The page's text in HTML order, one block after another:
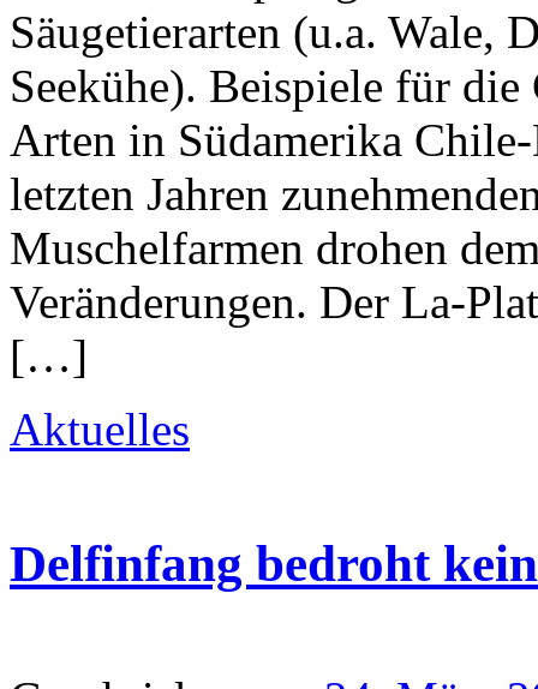
Säugetierarten (u.a. Wale,
Seekühe). Beispiele für
Arten in Südamerika
letzten Jahren
Muschelfarmen drohen
Veränderungen. Der La-
[…]
Aktuelles
Delfinfang bedroht